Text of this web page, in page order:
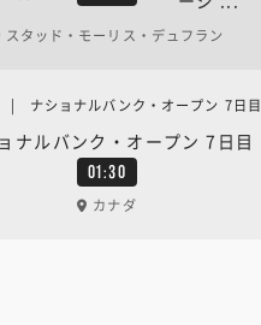
スタッド・モーリス・デュフラン
01:30
ナルバンク・オープン 7日目
ショナルバンク・オープン 7日目
カナダ